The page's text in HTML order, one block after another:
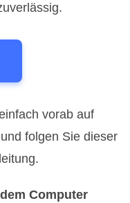
vorab auf
folgen Sie dieser
Computer